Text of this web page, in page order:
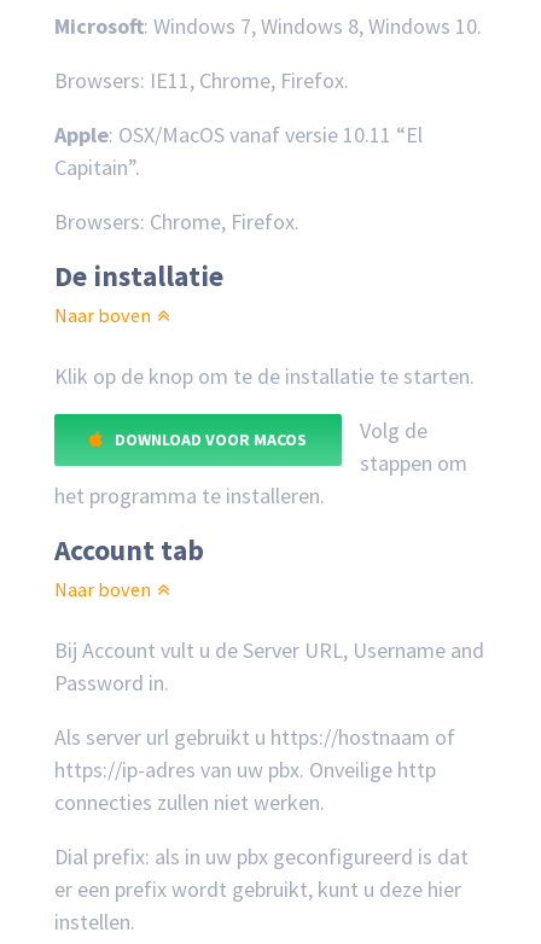
Microsoft: Windows 7, Windows 8, Windows 10.
Browsers: IE11, Chrome, Firefox.
Apple: OSX/MacOS vanaf versie 10.11 “El
Capitain”.
Browsers: Chrome, Firefox.
De installatie
Naar boven
Klik op de knop om te de installatie te starten.
DOWNLOAD VOOR MACOS
Volg de
stappen om
het programma te installeren.
Account tab
Naar boven
Bij Account vult u de Server URL, Username and
Password in.
Als server url gebruikt u https://hostnaam of
https://ip-adres van uw pbx. Onveilige http
connecties zullen niet werken.
Dial prefix: als in uw pbx geconfigureerd is dat
er een prefix wordt gebruikt, kunt u deze hier
instellen.